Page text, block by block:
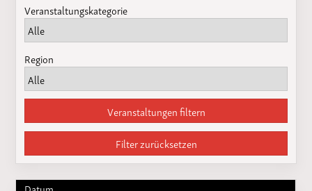
Veranstaltungskategorie
Region
Veranstaltungen filtern
Filter zurücksetzen